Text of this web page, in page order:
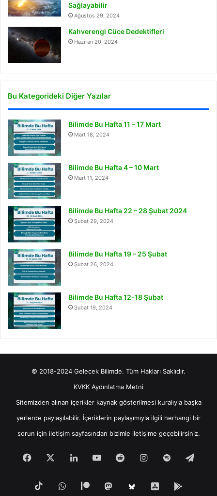
Sağlayabilir
Ağustos 29, 2024
Kahverengi Cüce Dedektifleri
Haziran 20, 2024
Bu Kategorideki Diğer Yazılar
Bilimde Bu Hafta 11 – 17 Mart
Mart 18, 2024
Bilimde Bu Hafta 4 – 10 Mart
Mart 11, 2024
Bilimde Bu Hafta 22 – 28 Şubat 2024
Şubat 29, 2024
Bilimde Bu Hafta 19 – 25 Şubat
Şubat 26, 2024
Bilimde Bu Hafta 12-18 Şubat
Şubat 19, 2024
© 2018-2024 Gelecek Bilimde. Tüm Hakları Saklıdır.
KVKK Aydınlatma Metni
Sitemizden alınan içerikler kaynak gösterilmesi kuralıyla başka
yerlerde paylaşılabilir. İçeriklerin paylaşımıyla ilgili herhangi bir
sorun için iletişimsayfasından bizimle iletişime geçebilirsiniz.
Facebook LinkedInYouTubeRedditInstagram
Spotify
TikTokWhatsApp
PatreonMastodonBluesky